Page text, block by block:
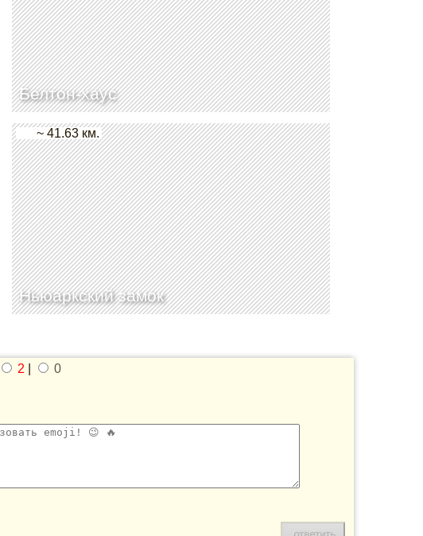
Белтон-хаус
Ньюаркский замок
~ 41.63 км.
2
0